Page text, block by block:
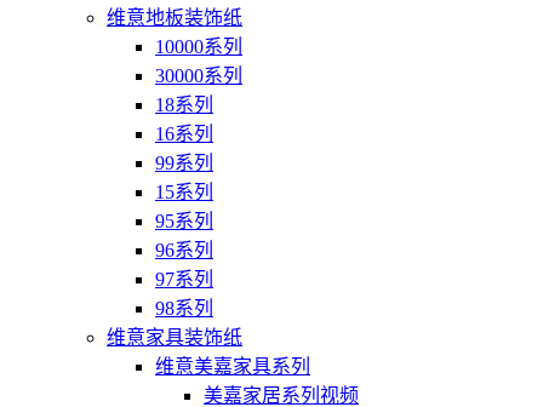
维意地板装饰纸
10000系列
30000系列
18系列
16系列
99系列
15系列
95系列
96系列
97系列
98系列
维意家具装饰纸
维意美嘉家具系列
美嘉家居系列视频